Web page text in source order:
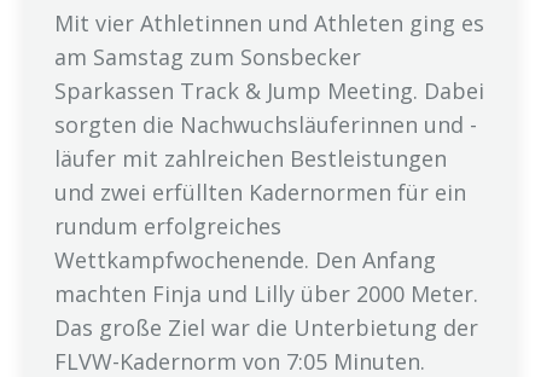
Mit vier Athletinnen und Athleten ging es
am Samstag zum Sonsbecker
Sparkassen Track & Jump Meeting. Dabei
sorgten die Nachwuchsläuferinnen und -
läufer mit zahlreichen Bestleistungen
und zwei erfüllten Kadernormen für ein
rundum erfolgreiches
Wettkampfwochenende. Den Anfang
machten Finja und Lilly über 2000 Meter.
Das große Ziel war die Unterbietung der
FLVW-Kadernorm von 7:05 Minuten.